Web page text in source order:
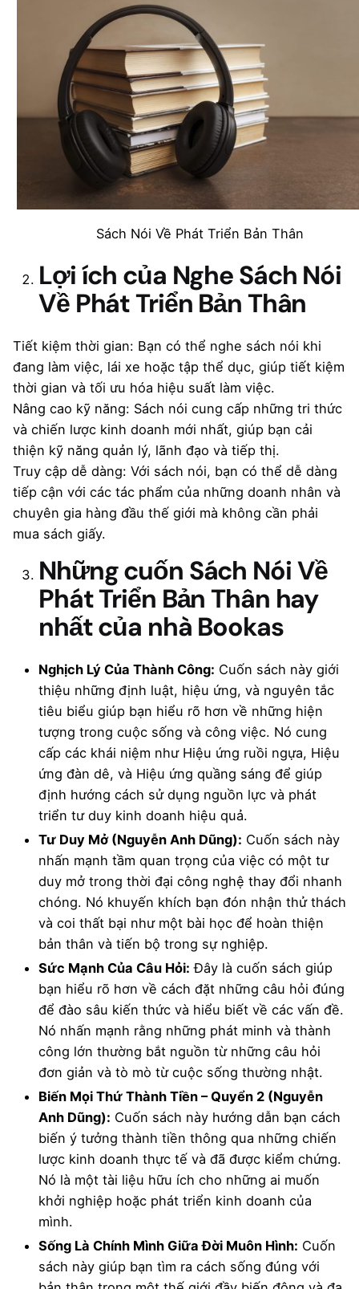
Sách Nói Về Phát Triển Bản Thân
Lợi ích của Nghe Sách Nói
Về Phát Triển Bản Thân
Tiết kiệm thời gian: Bạn có thể nghe sách nói khi
đang làm việc, lái xe hoặc tập thể dục, giúp tiết kiệm
thời gian và tối ưu hóa hiệu suất làm việc.
Nâng cao kỹ năng: Sách nói cung cấp những tri thức
và chiến lược kinh doanh mới nhất, giúp bạn cải
thiện kỹ năng quản lý, lãnh đạo và tiếp thị.
Truy cập dễ dàng: Với sách nói, bạn có thể dễ dàng
tiếp cận với các tác phẩm của những doanh nhân và
chuyên gia hàng đầu thế giới mà không cần phải
mua sách giấy.
Những cuốn Sách Nói Về
Phát Triển Bản Thân hay
nhất của nhà Bookas
Nghịch Lý Của Thành Công: Cuốn sách này giới
thiệu những định luật, hiệu ứng, và nguyên tắc
tiêu biểu giúp bạn hiểu rõ hơn về những hiện
tượng trong cuộc sống và công việc. Nó cung
cấp các khái niệm như Hiệu ứng ruồi ngựa, Hiệu
ứng đàn dê, và Hiệu ứng quầng sáng để giúp
định hướng cách sử dụng nguồn lực và phát
triển tư duy kinh doanh hiệu quả.
Tư Duy Mở (Nguyễn Anh Dũng): Cuốn sách này
nhấn mạnh tầm quan trọng của việc có một tư
duy mở trong thời đại công nghệ thay đổi nhanh
chóng. Nó khuyến khích bạn đón nhận thử thách
và coi thất bại như một bài học để hoàn thiện
bản thân và tiến bộ trong sự nghiệp.
Sức Mạnh Của Câu Hỏi: Đây là cuốn sách giúp
bạn hiểu rõ hơn về cách đặt những câu hỏi đúng
để đào sâu kiến thức và hiểu biết về các vấn đề.
Nó nhấn mạnh rằng những phát minh và thành
công lớn thường bắt nguồn từ những câu hỏi
đơn giản và tò mò từ cuộc sống thường nhật.
Biến Mọi Thứ Thành Tiền – Quyển 2 (Nguyễn
Anh Dũng): Cuốn sách này hướng dẫn bạn cách
biến ý tưởng thành tiền thông qua những chiến
lược kinh doanh thực tế và đã được kiểm chứng.
Nó là một tài liệu hữu ích cho những ai muốn
khởi nghiệp hoặc phát triển kinh doanh của
mình.
Sống Là Chính Mình Giữa Đời Muôn Hình: Cuốn
sách này giúp bạn tìm ra cách sống đúng với